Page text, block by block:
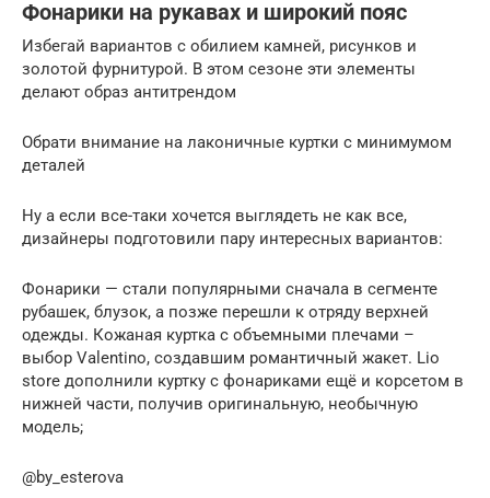
Фонарики на рукавах и широкий пояс
Избегай вариантов с обилием камней, рисунков и
золотой фурнитурой. В этом сезоне эти элементы
делают образ антитрендом
Обрати внимание на лаконичные куртки с минимумом
деталей
Ну а если все-таки хочется выглядеть не как все,
дизайнеры подготовили пару интересных вариантов:
Фонарики — стали популярными сначала в сегменте
рубашек, блузок, а позже перешли к отряду верхней
одежды. Кожаная куртка с объемными плечами –
выбор Valentino, создавшим романтичный жакет. Lio
store дополнили куртку с фонариками ещё и корсетом в
нижней части, получив оригинальную, необычную
модель;
@by_esterova